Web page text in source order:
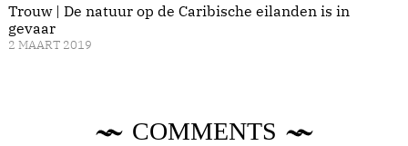
Trouw | De natuur op de Caribische eilanden is in
gevaar
2 MAART 2019
COMMENTS